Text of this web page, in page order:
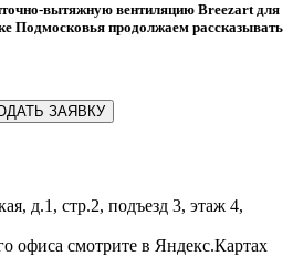
вытяжную вентиляцию Breezart для
Подмосковья продолжаем рассказывать
ЗАЯВКУ
д.1, стр.2, подъезд 3, этаж 4,